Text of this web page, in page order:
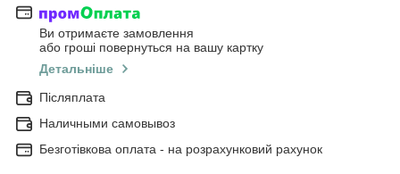
Ви отримаєте замовлення
або гроші повернуться на вашу картку
Детальніше
Післяплата
Наличными самовывоз
Безготівкова оплата - на розрахунковий рахунок